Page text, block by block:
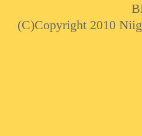
(C)Copyright 2010